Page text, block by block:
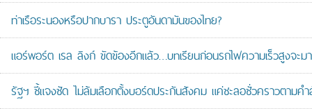
ท่าเรือระนองหรือปากบารา ประตูอันดามันของไทย?
แอร์พอร์ต เรล ลิงก์ ขัดข้องอีกแล้ว…บทเรียนก่อนรถไฟความเร็วสูงจะม
รัฐฯ ชี้แจงชัด ไม่ล้มเลือกตั้งบอร์ดประกันสังคม แค่ชะลอชั่วคราวตามค